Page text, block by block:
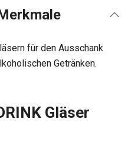
für den Ausschank
Getränken.
Gläser